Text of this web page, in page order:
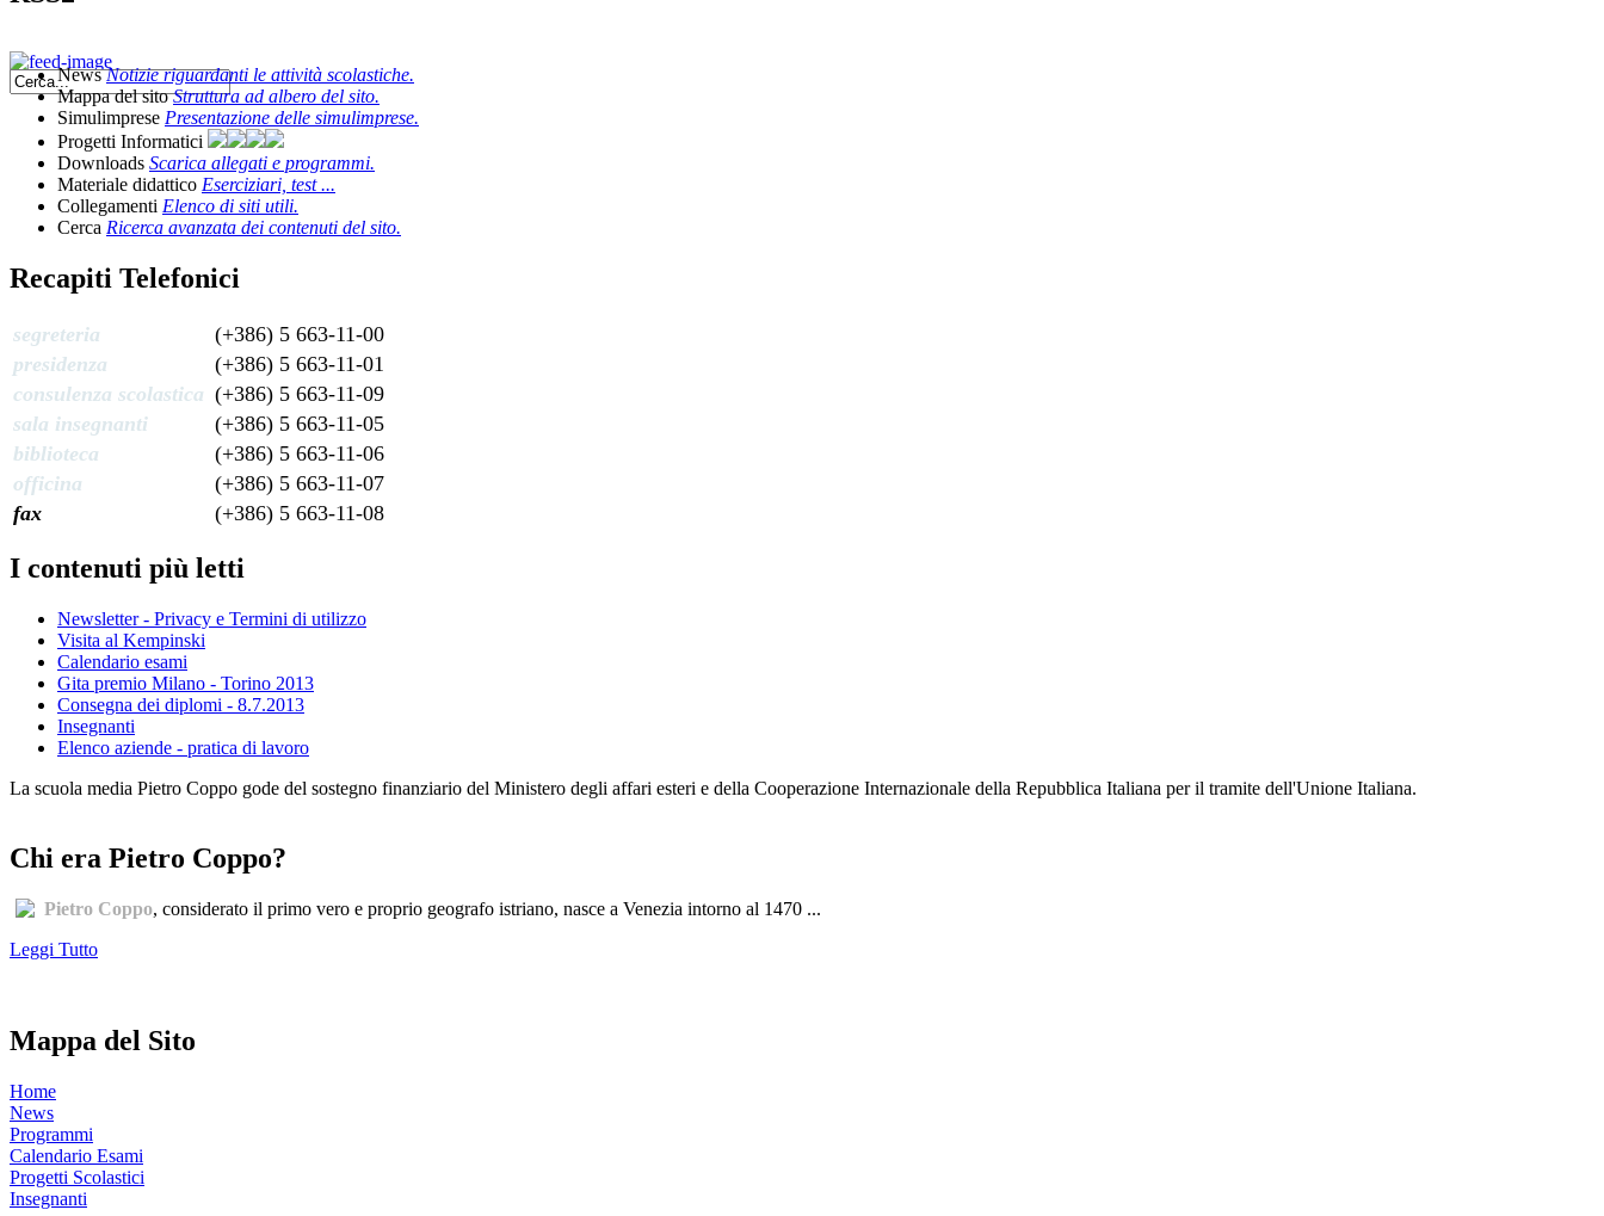
NewsNotizie riguardanti le attività scolastiche.
Mappa del sitoStruttura ad albero del sito.
Simulimprese Presentazione delle simulimprese.
Progetti Informatici
Downloads Scarica allegati e programmi.
Materiale didattico Eserciziari, test ...
Collegamenti Elenco di siti utili.
Cerca Ricerca avanzata dei contenuti del sito.
Recapiti Telefonici
segreteria
(+386) 5 663-11-00
presidenza
(+386) 5 663-11-01
consulenza scolastica (+386) 5 663-11-09
sala insegnanti
(+386) 5 663-11-05
biblioteca
(+386) 5 663-11-06
officina
(+386) 5 663-11-07
fax
(+386) 5 663-11-08
I contenuti più letti
Newsletter - Privacy e Termini di utilizzo
Visita al Kempinski
Calendario esami
Gita premio Milano - Torino 2013
Consegna dei diplomi - 8.7.2013
Insegnanti
Elenco aziende - pratica di lavoro
La scuola media Pietro Coppo gode del sostegno finanziario del Ministero degli affari esteri e della Cooperazione Internazionale della Repubblica Italiana per il tramite dell'Unione Italiana.
Chi era Pietro Coppo?
Pietro Coppo, considerato il primo vero e proprio geografo istriano, nasce a Venezia intorno al 1470 ...
Leggi Tutto
Mappa del Sito
Home
News
Programmi
Calendario Esami
Progetti Scolastici
Insegnanti